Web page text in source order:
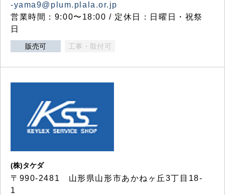
-yama9@plum.plala.or.jp
営業時間：9:00〜18:00 / 定休日：日曜日・祝祭
日
販売可 工事・取付可
(株)タケダ
〒990-2481 山形県山形市あかねヶ丘3丁目18-
1